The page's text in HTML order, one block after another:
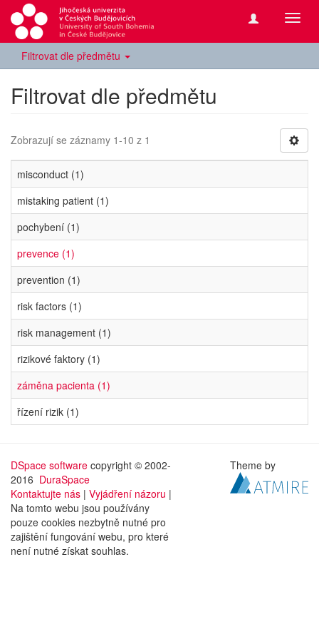
Filtrovat dle předmětu
Filtrovat dle předmětu
Zobrazují se záznamy 1-10 z 1
misconduct (1)
mistaking patient (1)
pochybení (1)
prevence (1)
prevention (1)
risk factors (1)
risk management (1)
rizikové faktory (1)
záměna pacienta (1)
řízení rizik (1)
DSpace software copyright © 2002-
2016 DuraSpace
Kontaktujte nás | Vyjádření názoru |
Na tomto webu jsou používány
pouze cookies nezbytně nutné pro
zajištění fungování webu, pro které
není nutné získat souhlas.
Theme by